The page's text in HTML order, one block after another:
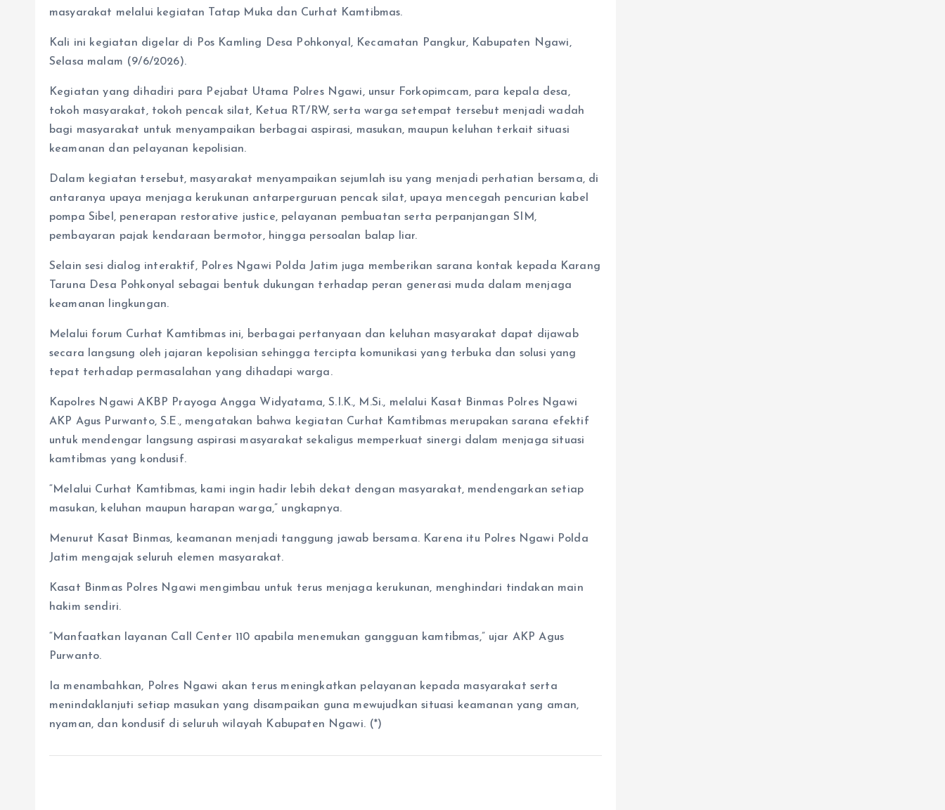
masyarakat melalui kegiatan Tatap Muka dan Curhat Kamtibmas.
Kali ini kegiatan digelar di Pos Kamling Desa Pohkonyal, Kecamatan Pangkur, Kabupaten Ngawi,
Selasa malam (9/6/2026).
Kegiatan yang dihadiri para Pejabat Utama Polres Ngawi, unsur Forkopimcam, para kepala desa,
tokoh masyarakat, tokoh pencak silat, Ketua RT/RW, serta warga setempat tersebut menjadi wadah
bagi masyarakat untuk menyampaikan berbagai aspirasi, masukan, maupun keluhan terkait situasi
keamanan dan pelayanan kepolisian.
Dalam kegiatan tersebut, masyarakat menyampaikan sejumlah isu yang menjadi perhatian bersama, di
antaranya upaya menjaga kerukunan antarperguruan pencak silat, upaya mencegah pencurian kabel
pompa Sibel, penerapan restorative justice, pelayanan pembuatan serta perpanjangan SIM,
pembayaran pajak kendaraan bermotor, hingga persoalan balap liar.
Selain sesi dialog interaktif, Polres Ngawi Polda Jatim juga memberikan sarana kontak kepada Karang
Taruna Desa Pohkonyal sebagai bentuk dukungan terhadap peran generasi muda dalam menjaga
keamanan lingkungan.
Melalui forum Curhat Kamtibmas ini, berbagai pertanyaan dan keluhan masyarakat dapat dijawab
secara langsung oleh jajaran kepolisian sehingga tercipta komunikasi yang terbuka dan solusi yang
tepat terhadap permasalahan yang dihadapi warga.
Kapolres Ngawi AKBP Prayoga Angga Widyatama, S.I.K., M.Si., melalui Kasat Binmas Polres Ngawi
AKP Agus Purwanto, S.E., mengatakan bahwa kegiatan Curhat Kamtibmas merupakan sarana efektif
untuk mendengar langsung aspirasi masyarakat sekaligus memperkuat sinergi dalam menjaga situasi
kamtibmas yang kondusif.
“Melalui Curhat Kamtibmas, kami ingin hadir lebih dekat dengan masyarakat, mendengarkan setiap
masukan, keluhan maupun harapan warga,” ungkapnya.
Menurut Kasat Binmas, keamanan menjadi tanggung jawab bersama. Karena itu Polres Ngawi Polda
Jatim mengajak seluruh elemen masyarakat.
Kasat Binmas Polres Ngawi mengimbau untuk terus menjaga kerukunan, menghindari tindakan main
hakim sendiri.
“Manfaatkan layanan Call Center 110 apabila menemukan gangguan kamtibmas,” ujar AKP Agus
Purwanto.
Ia menambahkan, Polres Ngawi akan terus meningkatkan pelayanan kepada masyarakat serta
menindaklanjuti setiap masukan yang disampaikan guna mewujudkan situasi keamanan yang aman,
nyaman, dan kondusif di seluruh wilayah Kabupaten Ngawi. (*)